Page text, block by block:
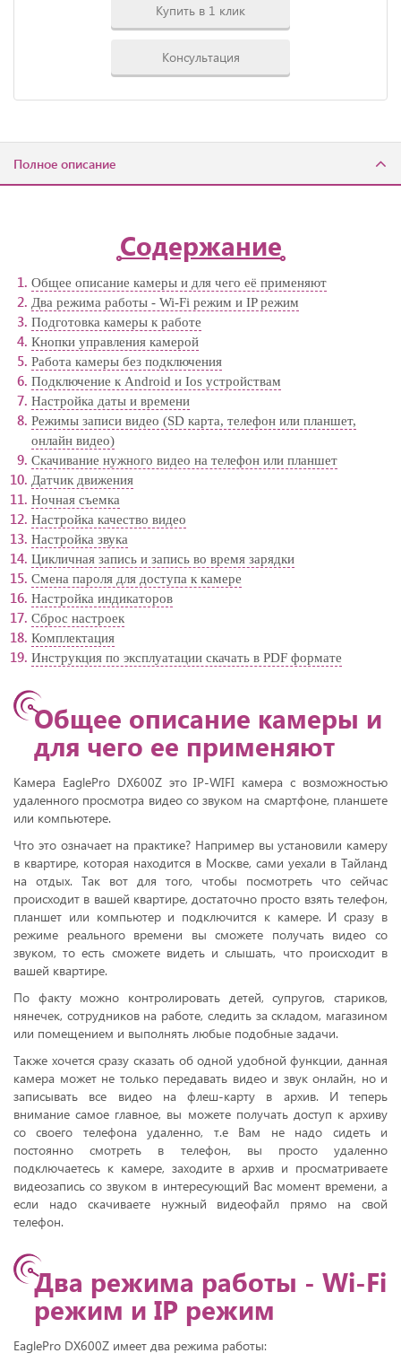
Купить в 1 клик
Консультация
Полное описание
Содержание
Общее описание камеры и для чего её применяют
Два режима работы - Wi-Fi режим и IP режим
Подготовка камеры к работе
Кнопки управления камерой
Работа камеры без подключения
Подключение к Android и Ios устройствам
Настройка даты и времени
Режимы записи видео (SD карта, телефон или планшет,
онлайн видео)
Скачивание нужного видео на телефон или планшет
Датчик движения
Ночная съемка
Настройка качество видео
Настройка звука
Цикличная запись и запись во время зарядки
Смена пароля для доступа к камере
Настройка индикаторов
Сброс настроек
Комплектация
Инструкция по эксплуатации скачать в PDF формате
Общее описание камеры и
для чего ее применяют
Камера EaglePro DX600Z это IP-WIFI камера с возможностью
удаленного просмотра видео со звуком на смартфоне, планшете
или компьютере.
Что это означает на практике? Например вы установили камеру
в квартире, которая находится в Москве, сами уехали в Тайланд
на отдых. Так вот для того, чтобы посмотреть что сейчас
происходит в вашей квартире, достаточно просто взять телефон,
планшет или компьютер и подключится к камере. И сразу в
режиме реального времени вы сможете получать видео со
звуком, то есть сможете видеть и слышать, что происходит в
вашей квартире.
По факту можно контролировать детей, супругов, стариков,
нянечек, сотрудников на работе, следить за складом, магазином
или помещением и выполнять любые подобные задачи.
Также хочется сразу сказать об одной удобной функции, данная
камера может не только передавать видео и звук онлайн, но и
записывать все видео на флеш-карту в архив. И теперь
внимание самое главное, вы можете получать доступ к архиву
со своего телефона удаленно, т.е Вам не надо сидеть и
постоянно смотреть в телефон, вы просто удаленно
подключаетесь к камере, заходите в архив и просматриваете
видеозапись со звуком в интересующий Вас момент времени, а
если надо скачиваете нужный видеофайл прямо на свой
телефон.
Два режима работы - Wi-Fi
режим и IP режим
EaglePro DX600Z имеет два режима работы: